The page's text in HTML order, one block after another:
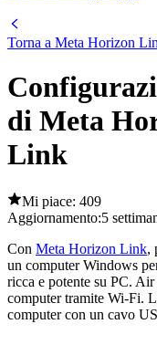
Torna a Meta Horizon
di Meta
Link
Mi piace: 409
Aggiornamento:5
Con Meta Horizon Link,
un computer Windows
ricca e potente su PC.
computer tramite Wi-Fi.
computer con un cavo